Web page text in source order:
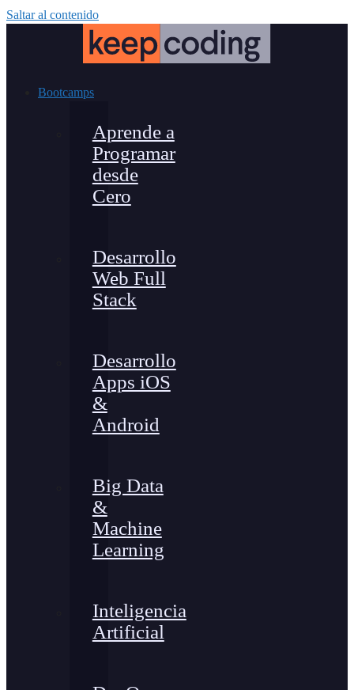
Saltar al contenido
Bootcamps
Aprende a
Programar
desde
Cero
Desarrollo
Web Full
Stack
Desarrollo
Apps iOS
&
Android
Big Data
&
Machine
Learning
Inteligencia
Artificial